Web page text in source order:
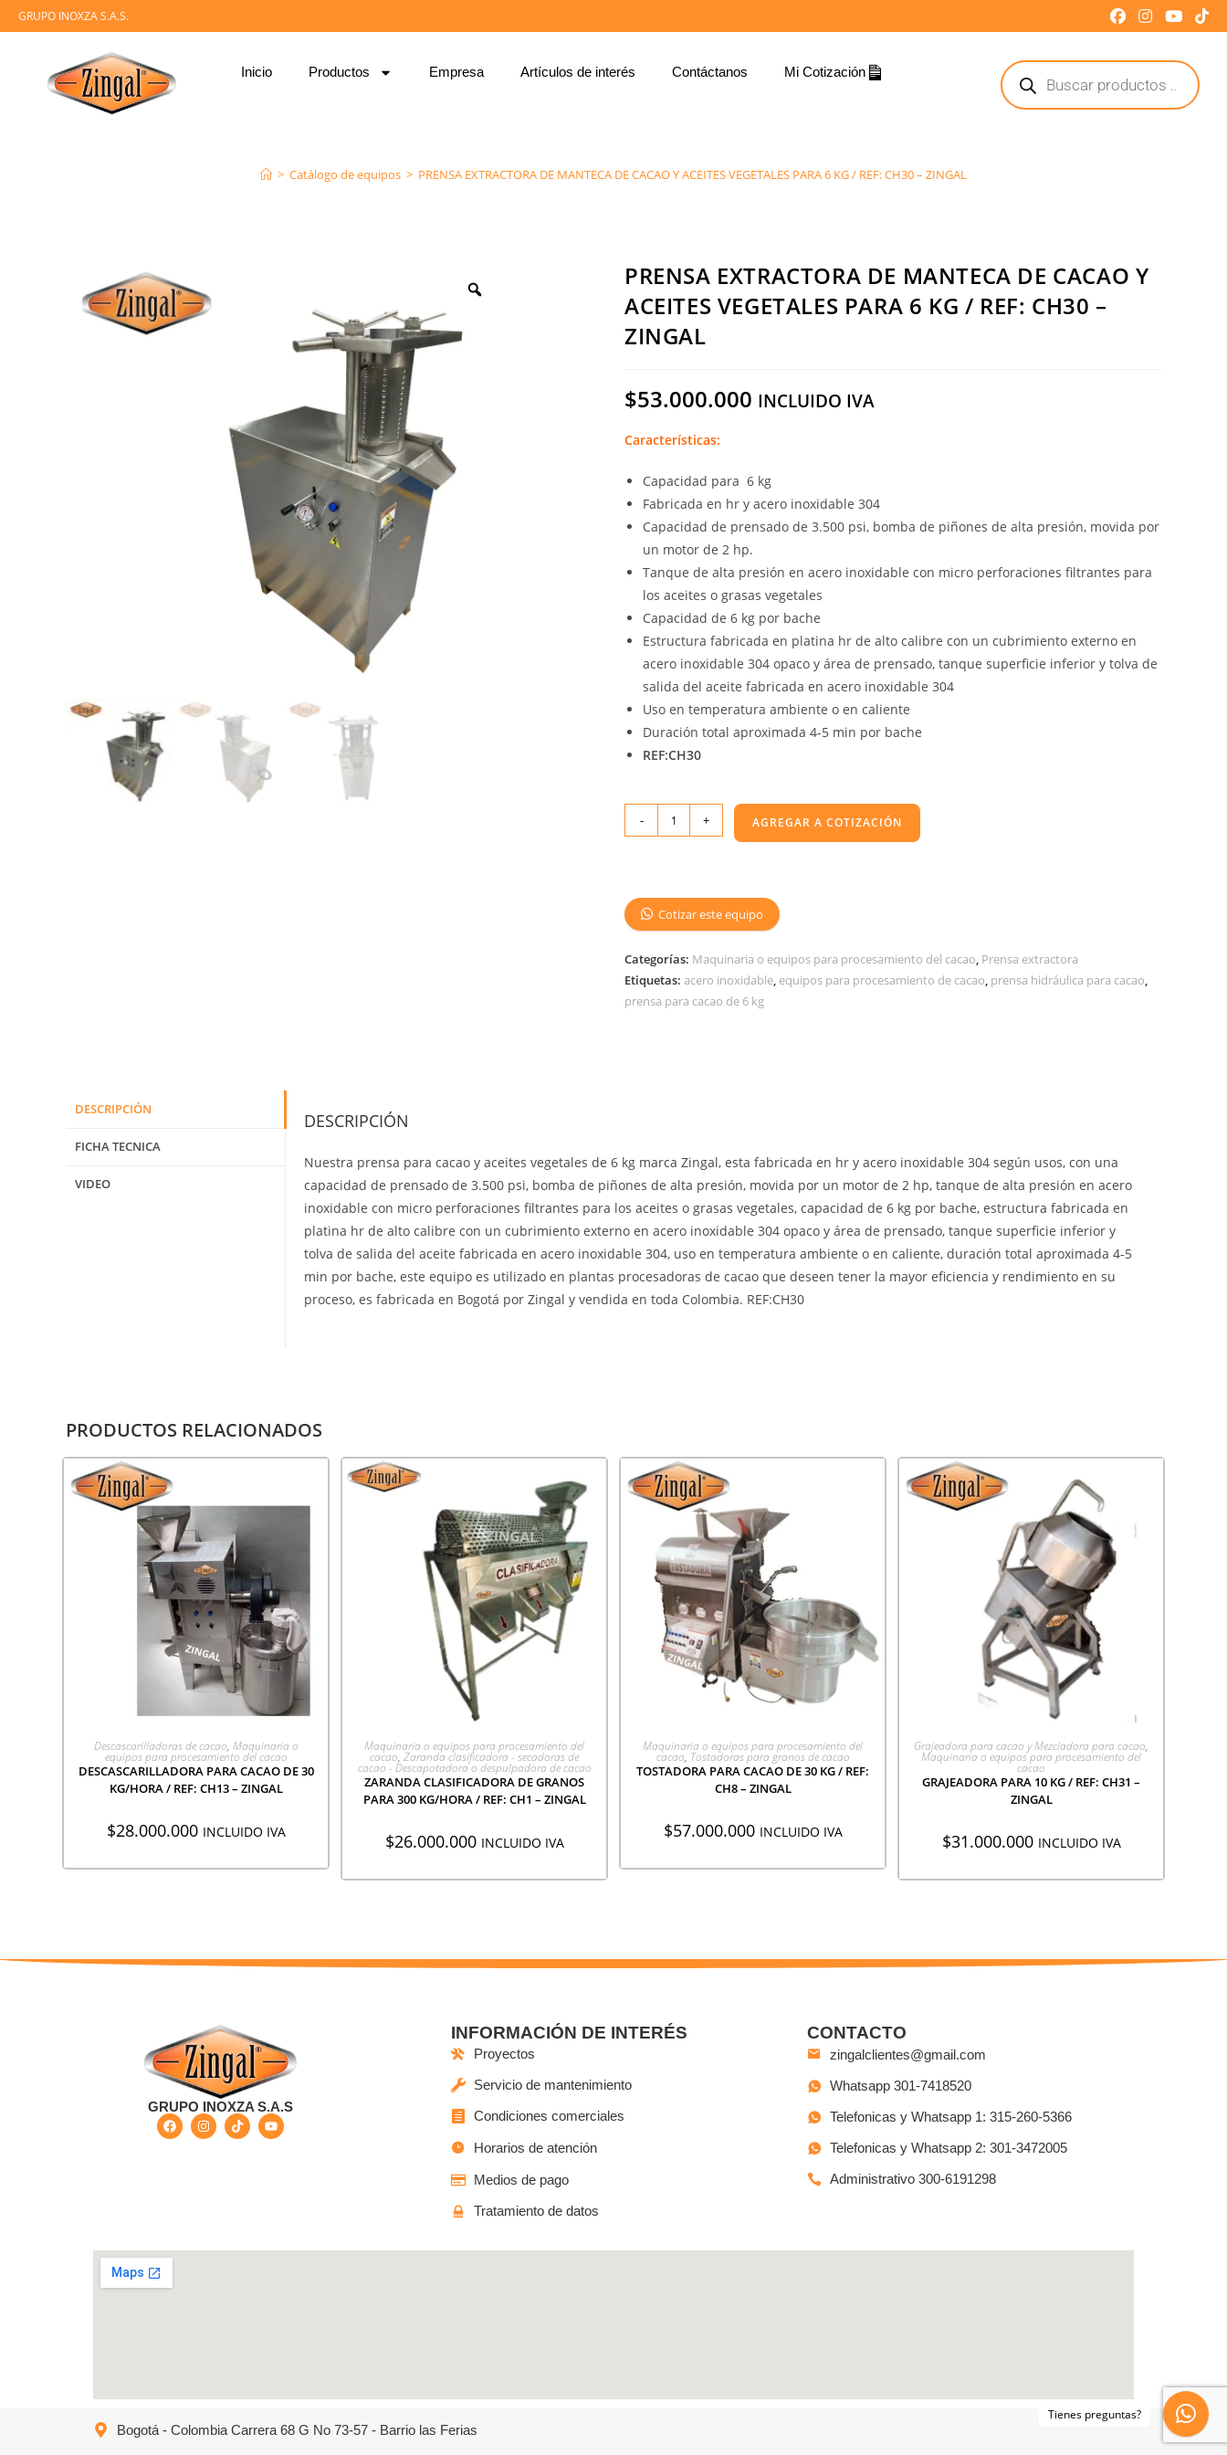
GRUPO INOXZA S.A.S.
Inicio Productos Empresa Artículos de interés Contáctanos Mi Cotización
> Catálogo de equipos > PRENSA EXTRACTORA DE MANTECA DE CACAO Y ACEITES VEGETALES PARA 6 KG / REF: CH30 – ZINGAL
PRENSA EXTRACTORA DE MANTECA DE CACAO Y
ACEITES VEGETALES PARA 6 KG / REF: CH30 –
ZINGAL
$53.000.000 INCLUIDO IVA
Características:
Capacidad para 6 kg
Fabricada en hr y acero inoxidable 304
Capacidad de prensado de 3.500 psi, bomba de piñones de alta presión, movida por
un motor de 2 hp.
Tanque de alta presión en acero inoxidable con micro perforaciones filtrantes para
los aceites o grasas vegetales
Capacidad de 6 kg por bache
Estructura fabricada en platina hr de alto calibre con un cubrimiento externo en
acero inoxidable 304 opaco y área de prensado, tanque superficie inferior y tolva de
salida del aceite fabricada en acero inoxidable 304
Uso en temperatura ambiente o en caliente
Duración total aproximada 4-5 min por bache
REF:CH30
- + AGREGAR A COTIZACIÓN
Cotizar este equipo
Categorías: Maquinaria o equipos para procesamiento del cacao, Prensa extractora
Etiquetas: acero inoxidable, equipos para procesamiento de cacao, prensa hidráulica para cacao,
prensa para cacao de 6 kg
DESCRIPCIÓN
FICHA TECNICA
VIDEO
DESCRIPCIÓN
Nuestra prensa para cacao y aceites vegetales de 6 kg marca Zingal, esta fabricada en hr y acero inoxidable 304 según usos, con una
capacidad de prensado de 3.500 psi, bomba de piñones de alta presión, movida por un motor de 2 hp, tanque de alta presión en acero
inoxidable con micro perforaciones filtrantes para los aceites o grasas vegetales, capacidad de 6 kg por bache, estructura fabricada en
platina hr de alto calibre con un cubrimiento externo en acero inoxidable 304 opaco y área de prensado, tanque superficie inferior y
tolva de salida del aceite fabricada en acero inoxidable 304, uso en temperatura ambiente o en caliente, duración total aproximada 4-5
min por bache, este equipo es utilizado en plantas procesadoras de cacao que deseen tener la mayor eficiencia y rendimiento en su
proceso, es fabricada en Bogotá por Zingal y vendida en toda Colombia. REF:CH30
PRODUCTOS RELACIONADOS
AGREGAR A COTIZACIÓN
Descascarilladoras de cacao, Maquinaria o
equipos para procesamiento del cacao
DESCASCARILLADORA PARA CACAO DE 30
KG/HORA / REF: CH13 – ZINGAL
$28.000.000 INCLUIDO IVA
AGREGAR A COTIZACIÓN
Maquinaria o equipos para procesamiento del
cacao, Zaranda clasificadora - secadoras de
cacao - Descapotadora o despulpadora de cacao
ZARANDA CLASIFICADORA DE GRANOS
PARA 300 KG/HORA / REF: CH1 – ZINGAL
$26.000.000 INCLUIDO IVA
AGREGAR A COTIZACIÓN
Maquinaria o equipos para procesamiento del
cacao, Tostadoras para granos de cacao
TOSTADORA PARA CACAO DE 30 KG / REF:
CH8 – ZINGAL
$57.000.000 INCLUIDO IVA
AGREGAR A COTIZACIÓN
Grajeadora para cacao y Mezcladora para cacao,
Maquinaria o equipos para procesamiento del
cacao
GRAJEADORA PARA 10 KG / REF: CH31 –
ZINGAL
$31.000.000 INCLUIDO IVA
GRUPO INOXZA S.A.S
INFORMACIÓN DE INTERÉS
Proyectos
Servicio de mantenimiento
Condiciones comerciales
Horarios de atención
Medios de pago
Tratamiento de datos
CONTACTO
zingalclientes@gmail.com
Whatsapp 301-7418520
Telefonicas y Whatsapp 1: 315-260-5366
Telefonicas y Whatsapp 2: 301-3472005
Administrativo 300-6191298
Bogotá - Colombia Carrera 68 G No 73-57 - Barrio las Ferias
Tienes preguntas?